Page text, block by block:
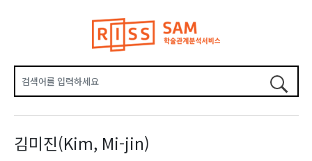
김미진(Kim, Mi-jin)